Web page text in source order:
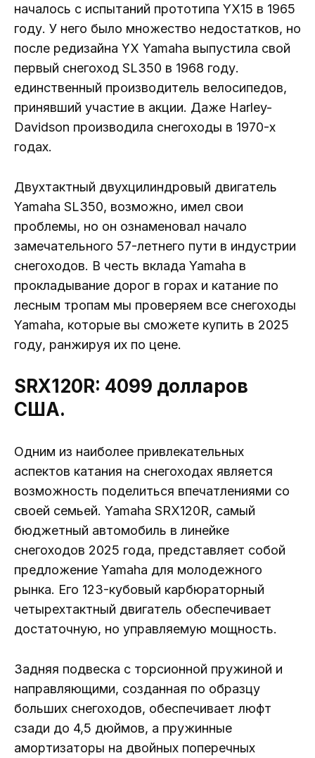
началось с испытаний прототипа YX15 в 1965
году. У него было множество недостатков, но
после редизайна YX Yamaha выпустила свой
первый снегоход SL350 в 1968 году.
единственный производитель велосипедов,
принявший участие в акции. Даже Harley-
Davidson производила снегоходы в 1970-х
годах.
Двухтактный двухцилиндровый двигатель
Yamaha SL350, возможно, имел свои
проблемы, но он ознаменовал начало
замечательного 57-летнего пути в индустрии
снегоходов. В честь вклада Yamaha в
прокладывание дорог в горах и катание по
лесным тропам мы проверяем все снегоходы
Yamaha, которые вы сможете купить в 2025
году, ранжируя их по цене.
SRX120R: 4099 долларов
США.
Одним из наиболее привлекательных
аспектов катания на снегоходах является
возможность поделиться впечатлениями со
своей семьей. Yamaha SRX120R, самый
бюджетный автомобиль в линейке
снегоходов 2025 года, представляет собой
предложение Yamaha для молодежного
рынка. Его 123-кубовый карбюраторный
четырехтактный двигатель обеспечивает
достаточную, но управляемую мощность.
Задняя подвеска с торсионной пружиной и
направляющими, созданная по образцу
больших снегоходов, обеспечивает люфт
сзади до 4,5 дюймов, а пружинные
амортизаторы на двойных поперечных